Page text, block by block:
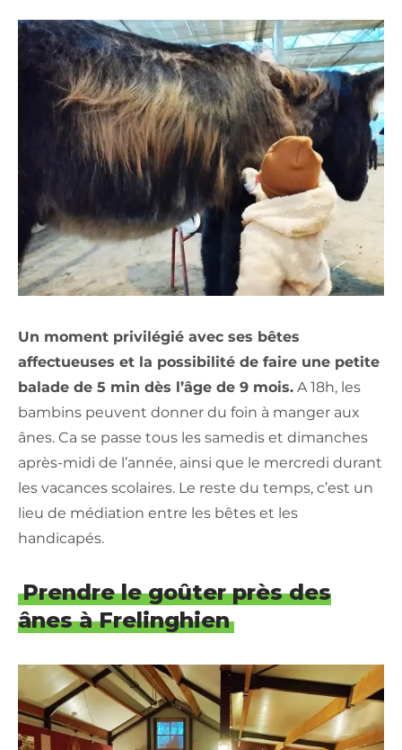
Un moment privilégié avec ses bêtes
affectueuses et la possibilité de faire une petite
balade de 5 min dès l’âge de 9 mois. A 18h, les
bambins peuvent donner du foin à manger aux
ânes. Ca se passe tous les samedis et dimanches
après-midi de l’année, ainsi que le mercredi durant
les vacances scolaires. Le reste du temps, c’est un
lieu de médiation entre les bêtes et les
handicapés.
Prendre le goûter près des
ânes à Frelinghien